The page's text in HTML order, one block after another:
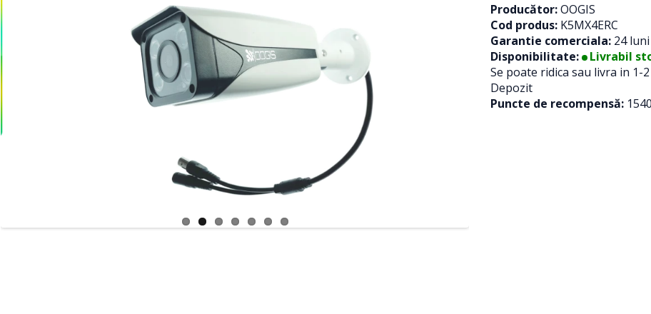
Producător:OOGIS
Cod produs: K5MX4ERC
Garantie comerciala: 24 luni
Disponibilitate:
Livrabil
Se poate ridica sau livra in 1-
Depozit
Puncte de recompensă: 1540